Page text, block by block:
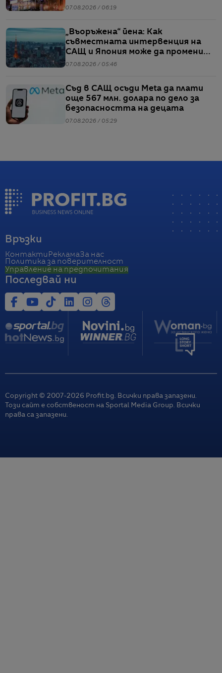
07.08.2026 / 06:19
„Въоръжена“ йена: Как
съвместната интервенция на
САЩ и Япония може да промени
глобалните валутни пазари
07.08.2026 / 05:46
Съд в САЩ осъди Meta да плати
още 567 млн. долара по дело за
безопасността на децата
07.08.2026 / 05:29
Връзки
Контакти РекламаЗа нас
Политика за поверителност
Управление на предпочитания
Последвай ни
Copyright © 2007-2026 Profit.bg. Всички права запазени.
Този сайт е собственост на Sportal Media Group. Всички
права са запазени.